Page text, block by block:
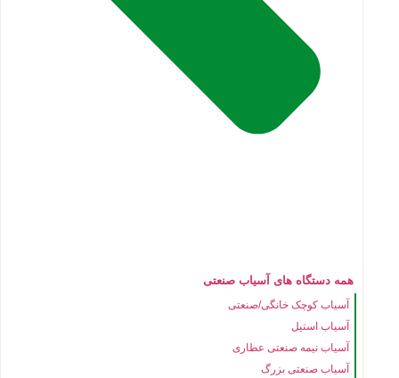
همه دستگاه های آسیاب صنعتی
آسیاب کوچک خانگی/صنعتی
آسیاب استیل
آسیاب نیمه صنعتی عطاری
آسیاب صنعتی بزرگ